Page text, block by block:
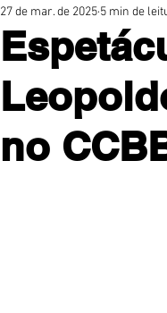
no
27 de mar. de 2025 5 min de